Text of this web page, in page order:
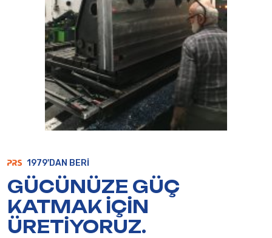
1979'DAN BERI
GÜCÜNÜZE GÜÇ
KATMAK İÇİN
ÜRETİYORUZ.